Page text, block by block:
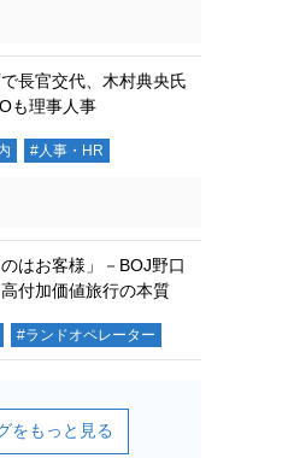
で長官交代、木村典央氏
も理事人事
#人事・HR
のはお客様」－BOJ野口
付加価値旅行の本質
#ランドオペレーター